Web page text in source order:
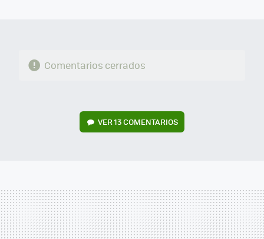
Comentarios cerrados
VER13 COMENTARIOS